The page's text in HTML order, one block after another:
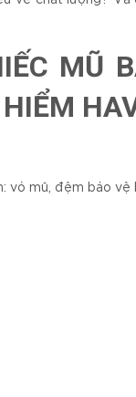
MŨ
vỏ mũ, đệm bảo vệ